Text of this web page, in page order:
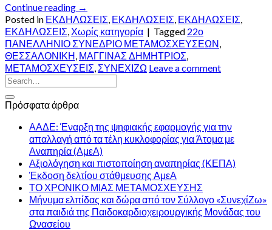
Continue reading →
Posted in ΕΚΔΗΛΩΣΕΙΣ ΕΚΔΗΛΩΣΕΙΣ ΕΚΔΗΛΩΣΕΙΣ
ΕΚΔΗΛΩΣΕΙΣ Χωρίς κατηγορία | Tagged 22ο
ΠΑΝΕΛΛΗΝΙΟ ΣΥΝΕΔΡΙΟ ΜΕΤΑΜΟΣΧΕΥΣΕΩΝ
ΘΕΣΣΑΛΟΝΙΚΗ ΜΑΓΓΙΝΑΣ ΔΗΜΗΤΡΙΟΣ
ΜΕΤΑΜΟΣΧΕΥΣΕΙΣ ΣΥΝΕΧΙΖΩ Leave a comment
Πρόσφατα άρθρα
ΑΑΔΕ: Έναρξη της ψηφιακής εφαρμογής για την
απαλλαγή από τα τέλη κυκλοφορίας για Άτομα με
Αναπηρία (ΑμεΑ)
Αξιολόγηση και πιστοποίηση αναπηρίας (ΚΕΠΑ)
Έκδοση δελτίου στάθμευσης ΑμεΑ
ΤΟ ΧΡΟΝΙΚΟ ΜΙΑΣ ΜΕΤΑΜΟΣΧΕΥΣΗΣ
Μήνυμα ελπίδας και δώρα από τον Σύλλογο «ΣυνεχίΖω»
στα παιδιά της Παιδοκαρδιοχειρουργικής Μονάδας του
Ωνασείου